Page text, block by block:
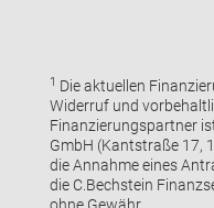
1 Die aktuellen
Widerruf und
Finanzierungspartner
GmbH (Kantstraße 17,
die Annahme eines
die C.Bechstein